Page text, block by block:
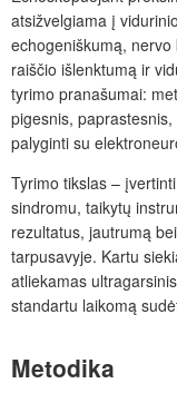
atsižvelgiama į
echogeniškumą,
raiščio išlenktumą ir
tyrimo pranašumai:
pigesnis,
palyginti su
Tyrimo tikslas –
sindromu, taikytų
rezultatus, jautrumą
tarpusavyje. Kartu
atliekamas
standartu laikomą
Metodika